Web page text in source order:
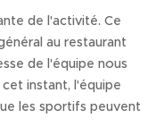
de l'activité. Ce
au restaurant
de l'équipe nous
instant, l'équipe
les sportifs peuvent